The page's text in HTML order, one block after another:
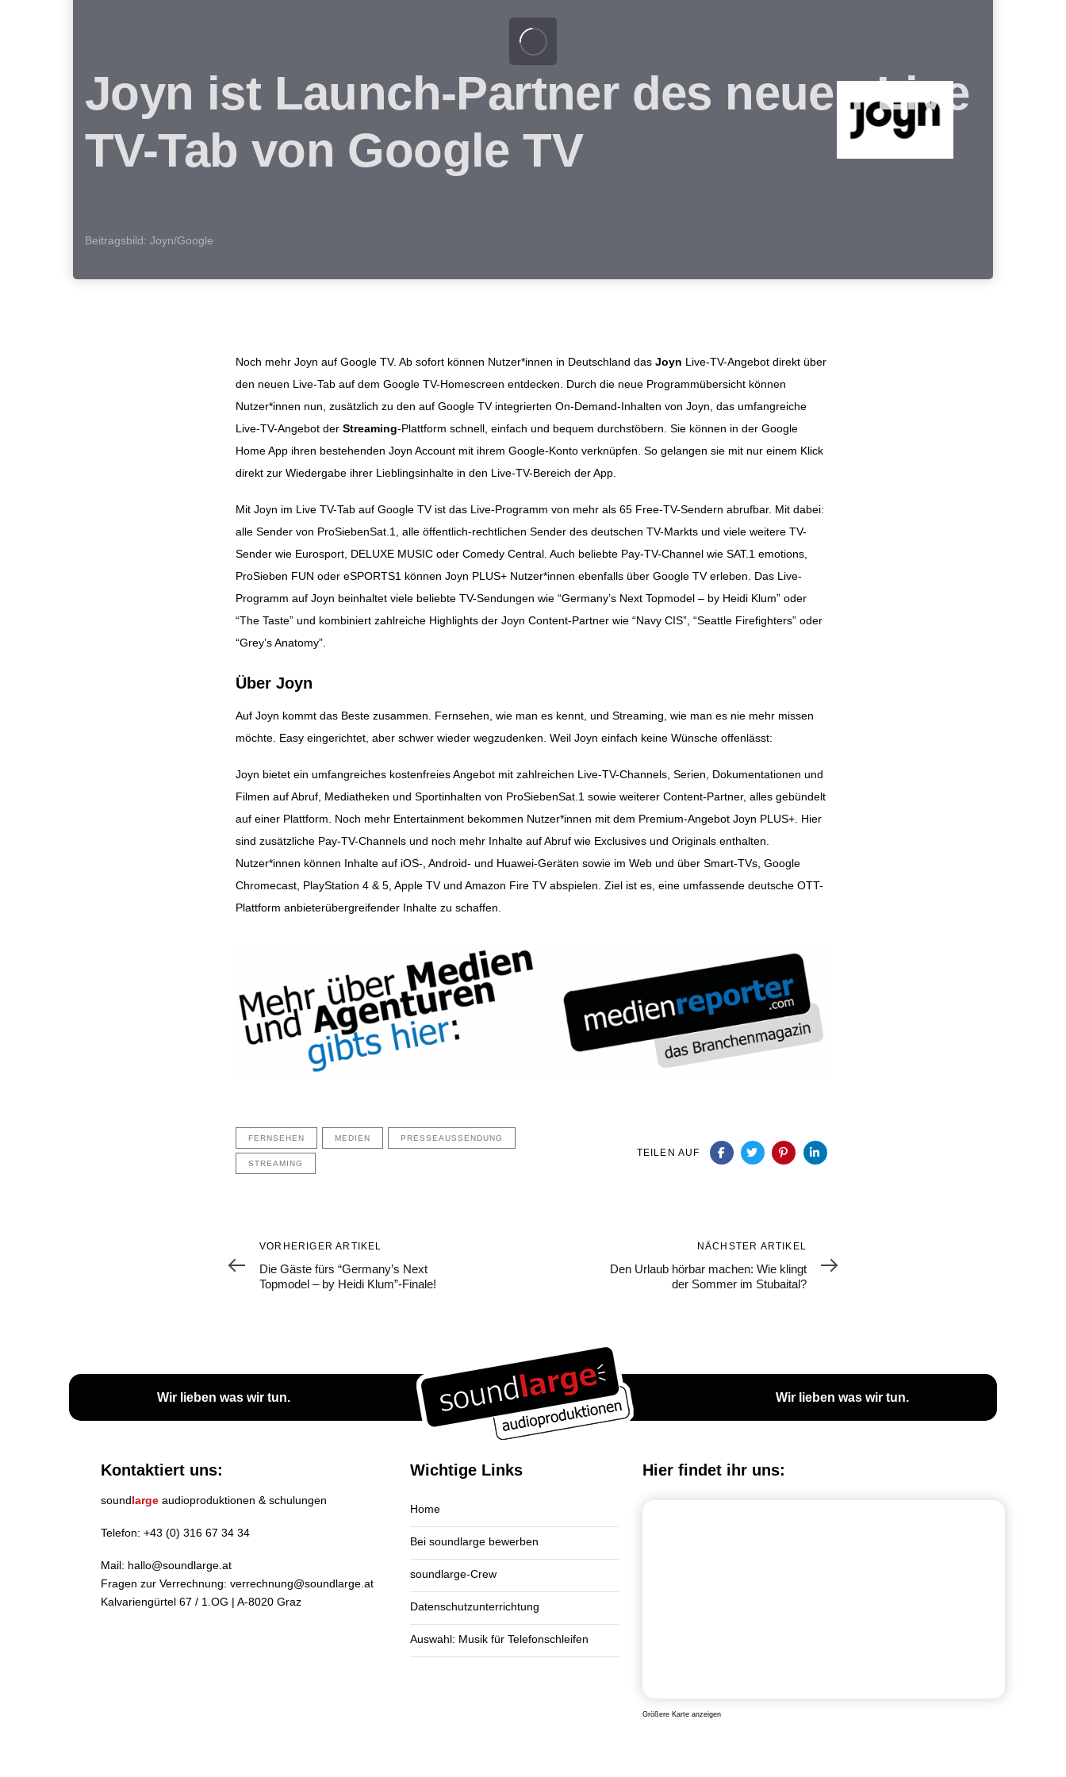
Joyn ist Launch-Partner des neuen Live
TV-Tab von Google TV
Beitragsbild: Joyn/Google
Noch mehr Joyn auf Google TV. Ab sofort können Nutzer*innen in Deutschland das Joyn Live-TV-Angebot direkt über
den neuen Live-Tab auf dem Google TV-Homescreen entdecken. Durch die neue Programmübersicht können
Nutzer*innen nun, zusätzlich zu den auf Google TV integrierten On-Demand-Inhalten von Joyn, das umfangreiche
Live-TV-Angebot der Streaming-Plattform schnell, einfach und bequem durchstöbern. Sie können in der Google
Home App ihren bestehenden Joyn Account mit ihrem Google-Konto verknüpfen. So gelangen sie mit nur einem Klick
direkt zur Wiedergabe ihrer Lieblingsinhalte in den Live-TV-Bereich der App.
Mit Joyn im Live TV-Tab auf Google TV ist das Live-Programm von mehr als 65 Free-TV-Sendern abrufbar. Mit dabei:
alle Sender von ProSiebenSat.1, alle öffentlich-rechtlichen Sender des deutschen TV-Markts und viele weitere TV-
Sender wie Eurosport, DELUXE MUSIC oder Comedy Central. Auch beliebte Pay-TV-Channel wie SAT.1 emotions,
ProSieben FUN oder eSPORTS1 können Joyn PLUS+ Nutzer*innen ebenfalls über Google TV erleben. Das Live-
Programm auf Joyn beinhaltet viele beliebte TV-Sendungen wie “Germany’s Next Topmodel – by Heidi Klum” oder
“The Taste” und kombiniert zahlreiche Highlights der Joyn Content-Partner wie “Navy CIS”, “Seattle Firefighters” oder
“Grey’s Anatomy”.
Über Joyn
Auf Joyn kommt das Beste zusammen. Fernsehen, wie man es kennt, und Streaming, wie man es nie mehr missen
möchte. Easy eingerichtet, aber schwer wieder wegzudenken. Weil Joyn einfach keine Wünsche offenlässt:
Joyn bietet ein umfangreiches kostenfreies Angebot mit zahlreichen Live-TV-Channels, Serien, Dokumentationen und
Filmen auf Abruf, Mediatheken und Sportinhalten von ProSiebenSat.1 sowie weiterer Content-Partner, alles gebündelt
auf einer Plattform. Noch mehr Entertainment bekommen Nutzer*innen mit dem Premium-Angebot Joyn PLUS+. Hier
sind zusätzliche Pay-TV-Channels und noch mehr Inhalte auf Abruf wie Exclusives und Originals enthalten.
Nutzer*innen können Inhalte auf iOS-, Android- und Huawei-Geräten sowie im Web und über Smart-TVs, Google
Chromecast, PlayStation 4 & 5, Apple TV und Amazon Fire TV abspielen. Ziel ist es, eine umfassende deutsche OTT-
Plattform anbieterübergreifender Inhalte zu schaffen.
FERNSEHEN MEDIEN PRESSEAUSSENDUNG
STREAMING
TEILEN AUF
Beitragsnavigation
Vorheriger
Artikel
VORHERIGER ARTIKEL
Die Gäste fürs “Germany’s Next
Topmodel – by Heidi Klum”-Finale!
Artikel
NÄCHSTER ARTIKEL
Den Urlaub hörbar machen: Wie klingt
der Sommer im Stubaital?
Wir lieben was wir tun. Wir lieben was wir tun.
Kontaktiert uns:
soundlarge audioproduktionen & schulungen
Telefon: +43 (0) 316 67 34 34
Mail: hallo@soundlarge.at
Fragen zur Verrechnung: verrechnung@soundlarge.at
Kalvariengürtel 67 / 1.OG | A-8020 Graz
Wichtige Links
Home
Bei soundlarge bewerben
soundlarge-Crew
Datenschutzunterrichtung
Auswahl: Musik für Telefonschleifen
Hier findet ihr uns:
Größere Karte anzeigen